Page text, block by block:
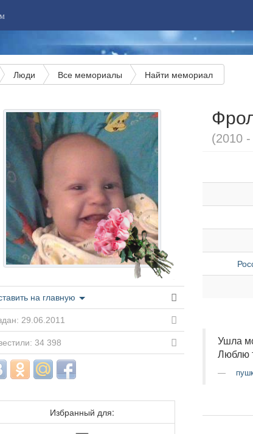
Люди Все мемориалы Найти мемориал
на главную
29.06.2011
34 398
Избранный для:
(2010
Ушла
Люблю